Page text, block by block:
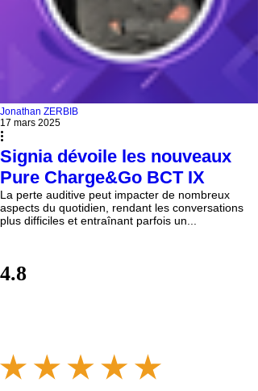
Jonathan ZERBIB
17 mars 2025
Signia dévoile les nouveaux
Pure Charge&Go BCT IX
La perte auditive peut impacter de nombreux
aspects du quotidien, rendant les conversations
plus difficiles et entraînant parfois un...
4.8